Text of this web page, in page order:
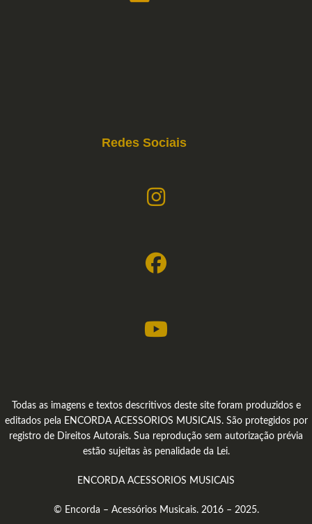
Redes Sociais
Todas as imagens e textos descritivos deste site foram produzidos e
editados pela ENCORDA ACESSORIOS MUSICAIS. São protegidos por
registro de Direitos Autorais. Sua reprodução sem autorização prévia
estão sujeitas às penalidade da Lei.
ENCORDA ACESSORIOS MUSICAIS
© Encorda – Acessórios Musicais. 2016 – 2025.